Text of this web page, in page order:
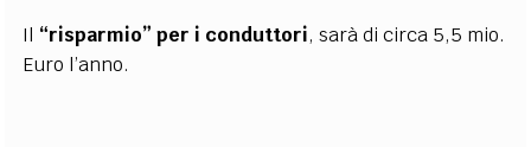
Il “risparmio” per i conduttori, sarà di circa 5,5 mio.
Euro l’anno.